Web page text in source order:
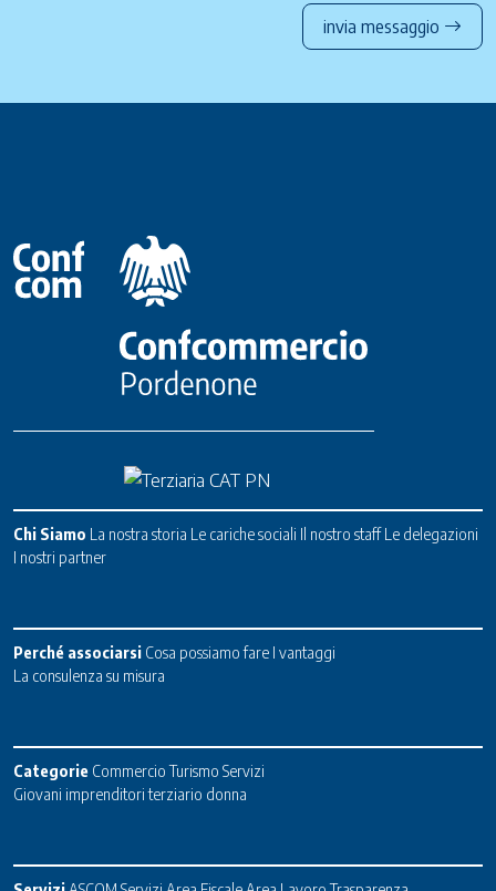
invia messaggio
Chi Siamo La nostra storia Le cariche sociali Il nostro staff Le delegazioni
I nostri partner
Perché associarsi Cosa possiamo fare I vantaggi
La consulenza su misura
Categorie Commercio Turismo Servizi
Giovani imprenditori terziario donna